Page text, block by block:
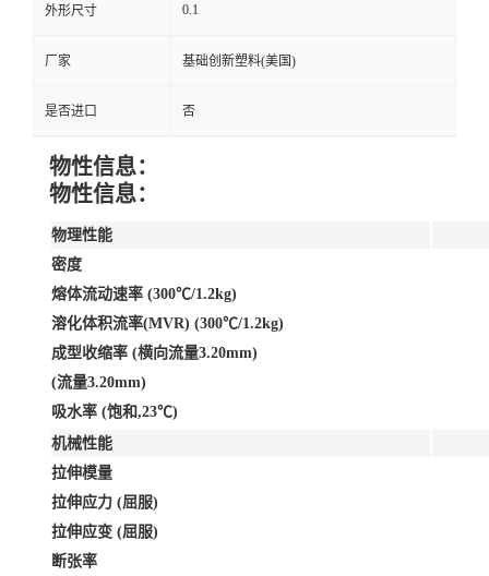
外形尺寸 0.1
厂家 基础创新塑料(美国)
是否进口 否
物性信息：
物性信息：
物理性能
密度
熔体流动速率 (300℃/1.2kg)
溶化体积流率(MVR) (300℃/1.2kg)
成型收缩率 (横向流量3.20mm)
(流量3.20mm)
吸水率 (饱和,23℃)
机械性能
拉伸模量
拉伸应力 (屈服)
拉伸应变 (屈服)
断张率